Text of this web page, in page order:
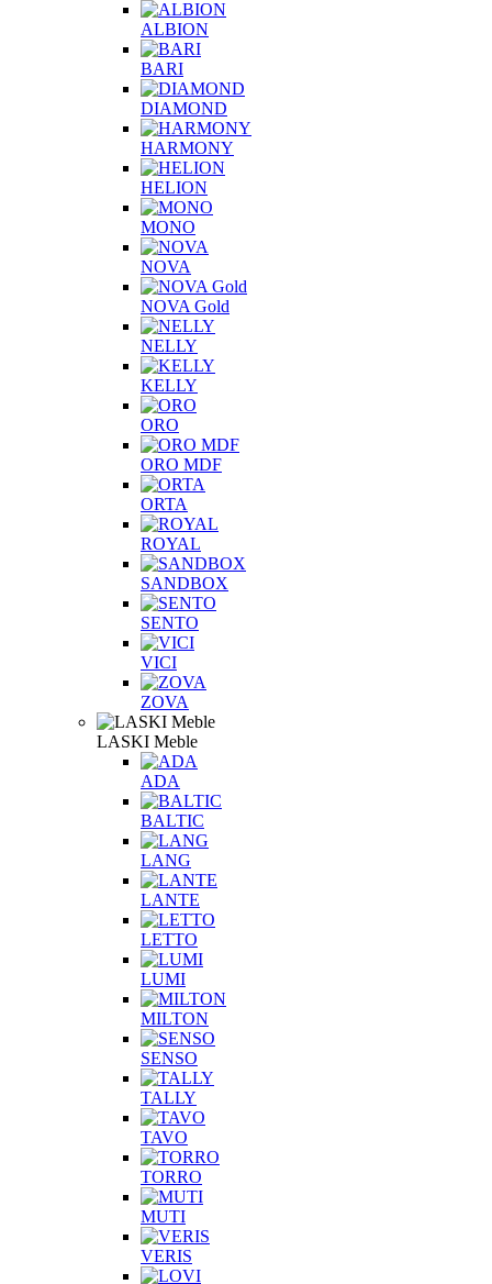
ALBION
BARI
DIAMOND
HARMONY
HELION
MONO
NOVA
NOVA Gold
NELLY
KELLY
ORO
ORO MDF
ORTA
ROYAL
SANDBOX
SENTO
VICI
ZOVA
LASKI Meble
ADA
BALTIC
LANG
LANTE
LETTO
LUMI
MILTON
SENSO
TALLY
TAVO
TORRO
MUTI
VERIS